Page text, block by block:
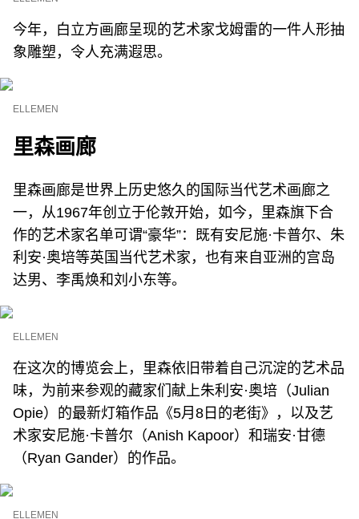
今年，白立方画廊呈现的艺术家戈姆雷的一件人形抽
象雕塑，令人充满遐思。
ELLEMEN
里森画廊
里森画廊是世界上历史悠久的国际当代艺术画廊之
一，从1967年创立于伦敦开始，如今，里森旗下合
作的艺术家名单可谓“豪华”：既有安尼施·卡普尔、朱
利安·奥培等英国当代艺术家，也有来自亚洲的宫岛
达男、李禹焕和刘小东等。
ELLEMEN
在这次的博览会上，里森依旧带着自己沉淀的艺术品
味，为前来参观的藏家们献上朱利安·奥培（Julian
Opie）的最新灯箱作品《5月8日的老街》，以及艺
术家安尼施·卡普尔（Anish Kapoor）和瑞安·甘德
（Ryan Gander）的作品。
ELLEMEN